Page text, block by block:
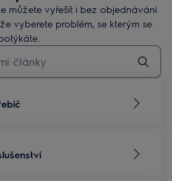
můžete vyřešit i bez objednávání
vyberete problém, se kterým se
podpory začněte psát